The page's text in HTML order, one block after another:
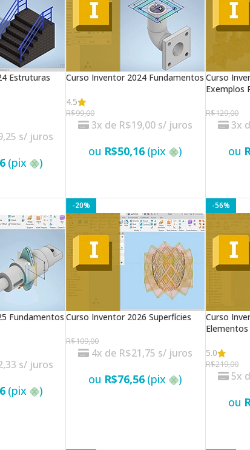
Estruturas
s/ juros
(pix )
Curso Inventor 2024 Fundamentos
4.5
R$99,00
3x de R$19,00 s/ juros
ou R$50,16 (pix )
Curso
Exemplos
R$129,00
3x
ou
Fundamentos
s/ juros
(pix )
-20%
Curso Inventor 2026 Superfícies
R$109,00
4x de R$21,75 s/ juros
ou R$76,56 (pix )
-56%
Curso
5.0
R$219,00
5x
ou